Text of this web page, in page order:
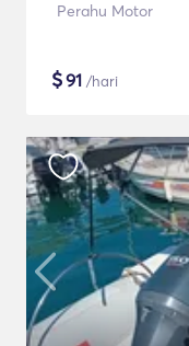
Perahu Motor
$91 /hari